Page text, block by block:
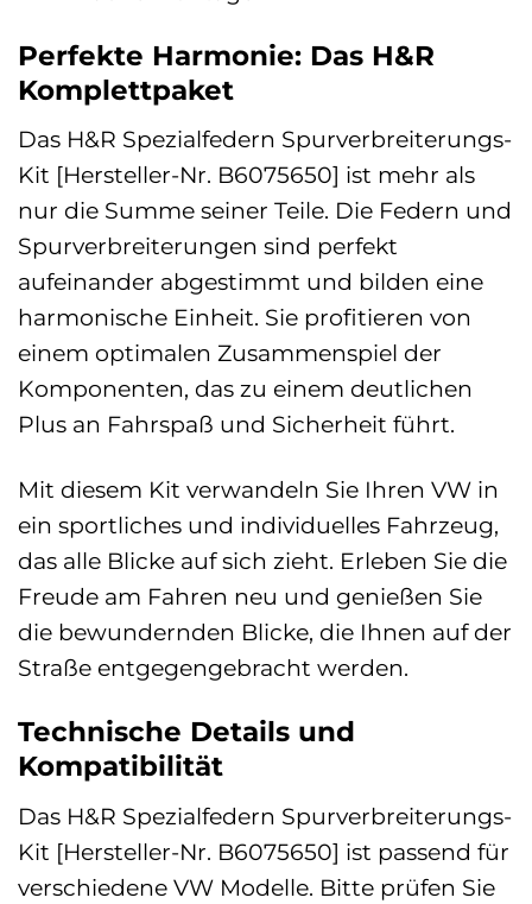
Perfekte Harmonie: Das H&R
Komplettpaket
Das H&R Spezialfedern Spurverbreiterungs-
Kit [Hersteller-Nr. B6075650] ist mehr als
nur die Summe seiner Teile. Die Federn und
Spurverbreiterungen sind perfekt
aufeinander abgestimmt und bilden eine
harmonische Einheit. Sie profitieren von
einem optimalen Zusammenspiel der
Komponenten, das zu einem deutlichen
Plus an Fahrspaß und Sicherheit führt.
Mit diesem Kit verwandeln Sie Ihren VW in
ein sportliches und individuelles Fahrzeug,
das alle Blicke auf sich zieht. Erleben Sie die
Freude am Fahren neu und genießen Sie
die bewundernden Blicke, die Ihnen auf der
Straße entgegengebracht werden.
Technische Details und
Kompatibilität
Das H&R Spezialfedern Spurverbreiterungs-
Kit [Hersteller-Nr. B6075650] ist passend für
verschiedene VW Modelle. Bitte prüfen Sie